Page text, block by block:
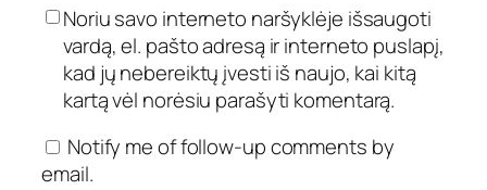
Noriu savo interneto naršyklėje išsaugoti
vardą, el. pašto adresą ir interneto puslapį,
kad jų nebereiktų įvesti iš naujo, kai kitą
kartą vėl norėsiu parašyti komentarą.
Notify me of follow-up comments by
email.